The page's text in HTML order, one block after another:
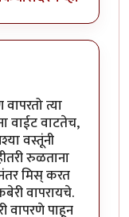
त्या
वाईट वाटतेच,
वस्तूंनी
रुळताना
मिस् करत
वापरायचे.
वापरणे पाहून